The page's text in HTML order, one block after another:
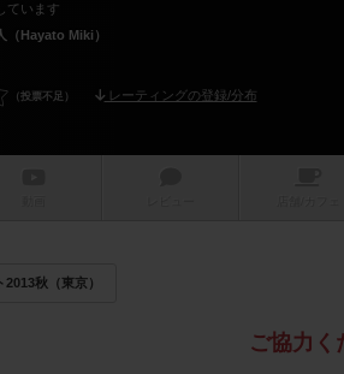
ています
（Hayato Miki）
レーティングの登録/分布
秋（東京）
ご協力く